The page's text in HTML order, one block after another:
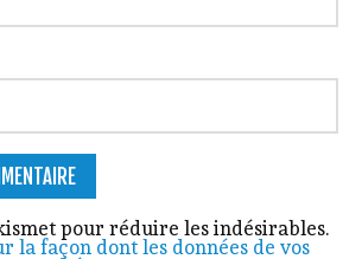
pour réduire les indésirables.
la façon dont les données de vos